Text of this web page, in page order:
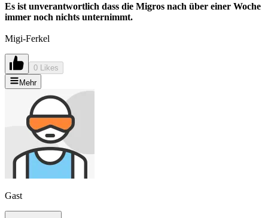
Es ist unverantwortlich dass die Migros nach über einer Woche
immer noch nichts unternimmt.
Migi-Ferkel
0 Likes
Mehr
Gast